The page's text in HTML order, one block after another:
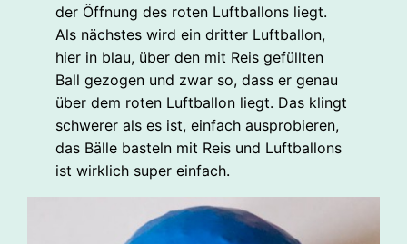
der Öffnung des roten Luftballons liegt.
Als nächstes wird ein dritter Luftballon,
hier in blau, über den mit Reis gefüllten
Ball gezogen und zwar so, dass er genau
über dem roten Luftballon liegt. Das klingt
schwerer als es ist, einfach ausprobieren,
das Bälle basteln mit Reis und Luftballons
ist wirklich super einfach.